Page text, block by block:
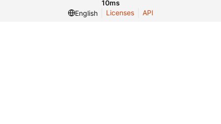
10ms
English
Licenses API